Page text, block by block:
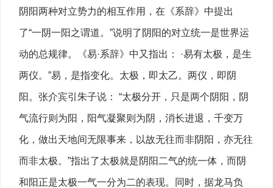
阴阳两种对立势力的相互作用，在《系辞》中提出
了“一阴一阳之谓道。”说明了阴阳的对立统一是世界运
动的总规律。《易·系辞》中又指出： ·易有太极，是生
两仪。”易，是指变化。太极，即太乙。两仪，即阴
阳。张介宾引朱子说： “太极分开，只是两个阴阳，阴
气流行则为阳，阳气凝聚则为阴，消长进退，千变万
化，做出天地间无限事来，以故无往而非阴阳，亦无往
而非太极。”指出了太极就是阴阳二气的统一体，而阴
和阳正是太极一气一分为二的表现。同时，据龙马负